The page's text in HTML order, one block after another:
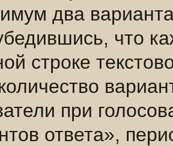
два
что
строке
при
ответа»,